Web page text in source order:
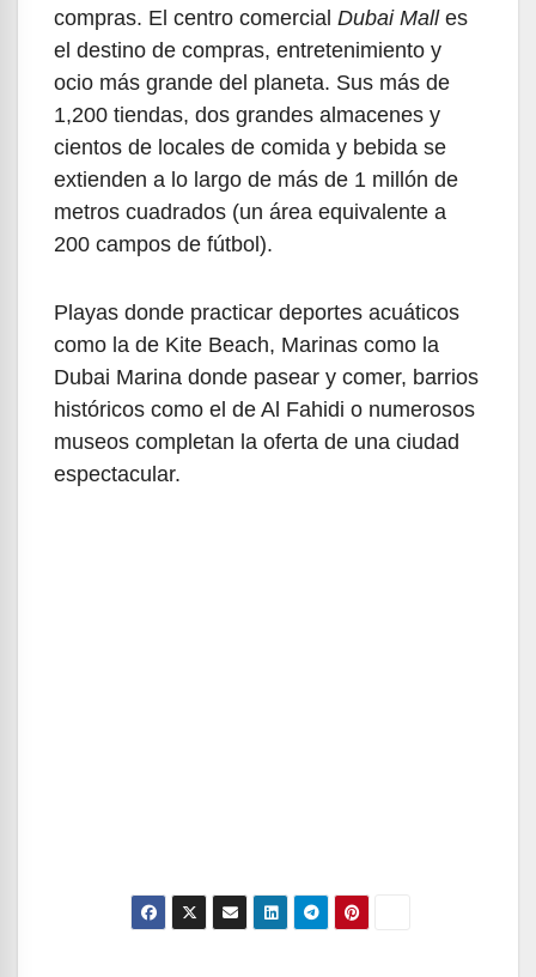
compras. El centro comercial Dubai Malles
el destino de compras, entretenimiento y
ocio más grande del planeta. Sus más de
1,200 tiendas, dos grandes almacenes y
cientos de locales de comida y bebida se
extienden a lo largo de más de 1 millón de
metros cuadrados (un área equivalente a
200 campos de fútbol).
Playas donde practicar deportes acuáticos
como la de Kite Beach, Marinas como la
Dubai Marina donde pasear y comer, barrios
históricos como el de Al Fahidi o numerosos
museos completan la oferta de una ciudad
espectacular.